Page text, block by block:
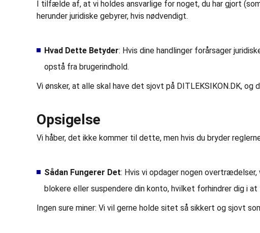
I tilfælde af, at vi holdes ansvarlige for noget, du har gjort
herunder juridiske gebyrer, hvis nødvendigt.
Hvad Dette Betyder: Hvis dine handlinger forårsager
opstå fra brugerindhold.
Vi ønsker, at alle skal have det sjovt på DITLEKSIKON.DK,
Opsigelse
Vi håber, det ikke kommer til dette, men hvis du bryder
Sådan Fungerer Det: Hvis vi opdager nogen
blokere eller suspendere din konto, hvilket forhindrer dig i
Ingen sure miner: Vi vil gerne holde sitet så sikkert og sjovt